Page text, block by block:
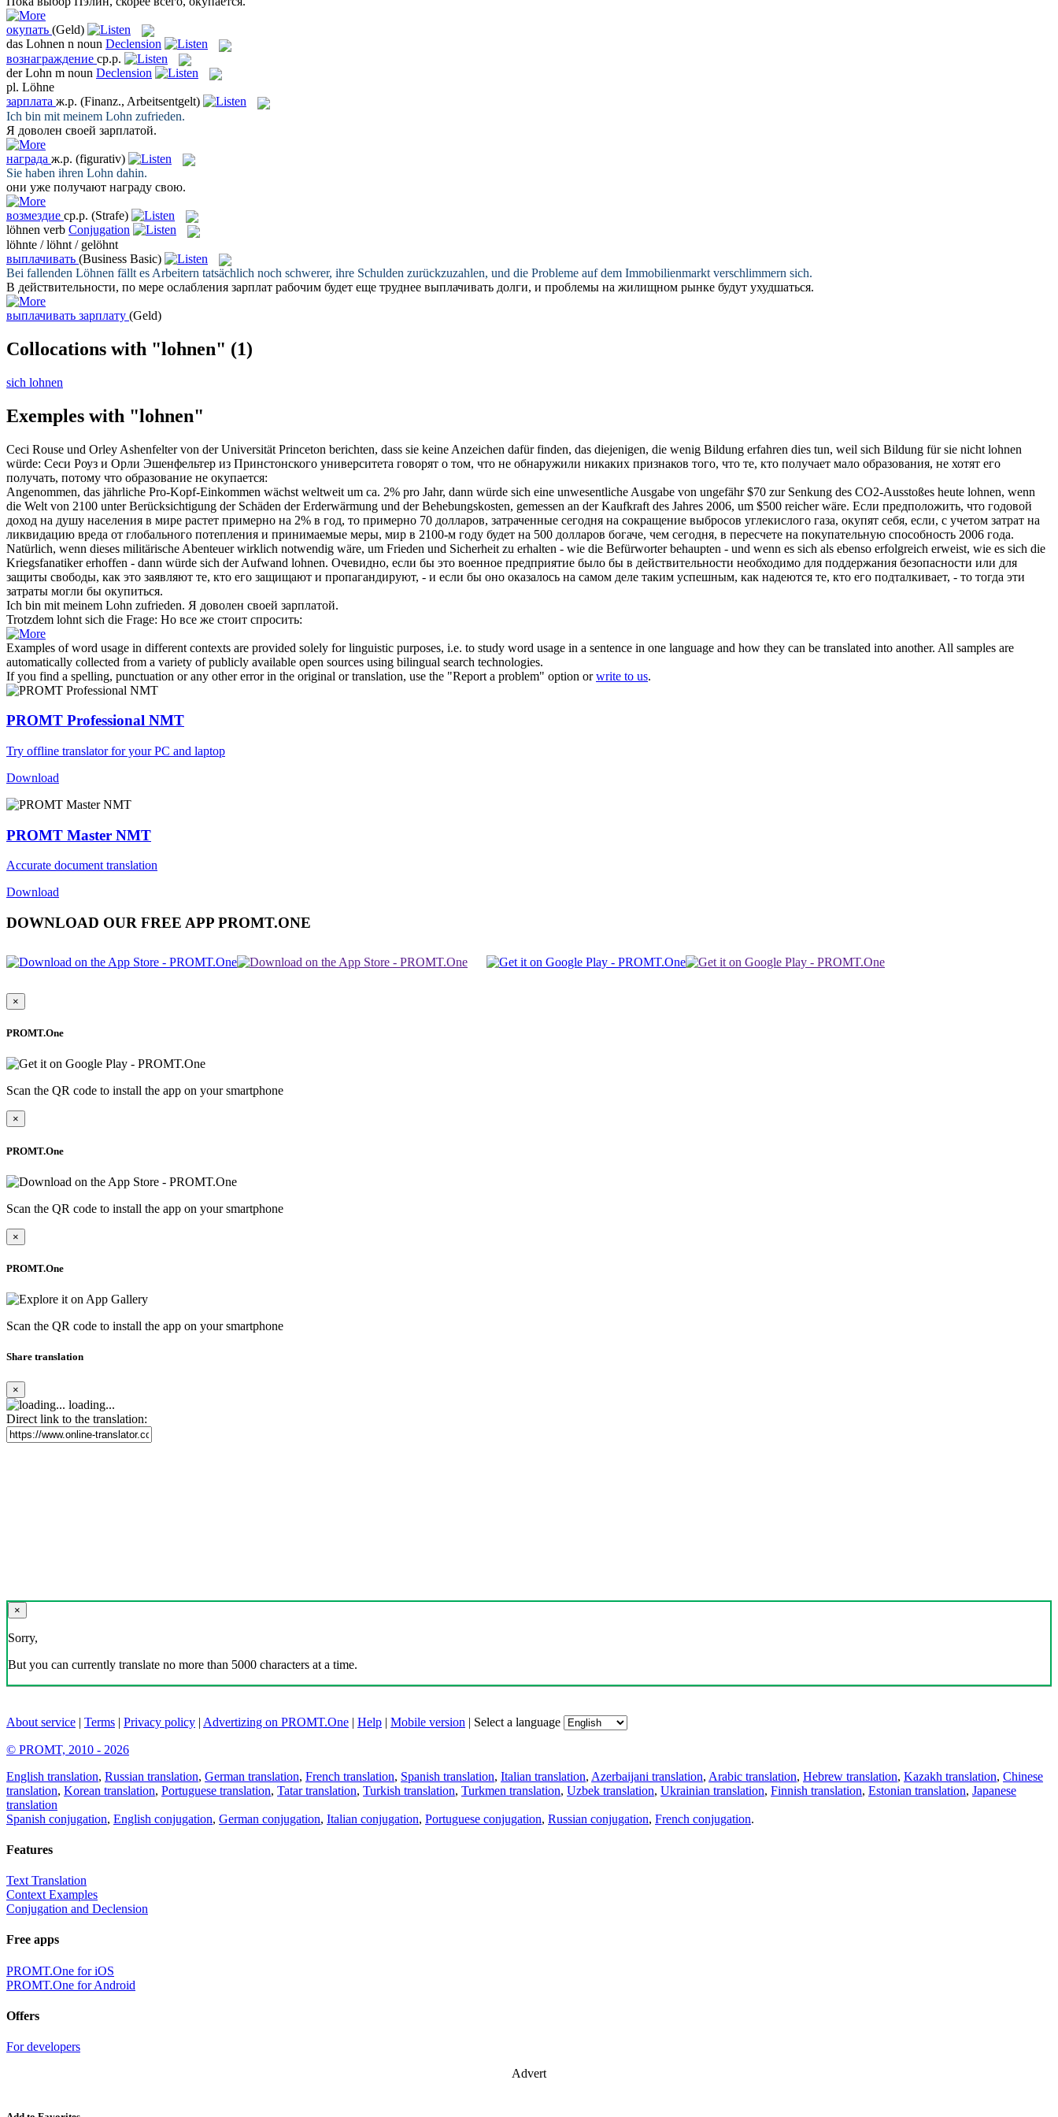
окупать (Geld)
das Lohnen n noun Declension
вознаграждение ср.р.
derLohn m noun Declension
pl. Löhne
зарплата ж.р. (Finanz., Arbeitsentgelt)
Ich bin mit meinem Lohn zufrieden.
Я доволен своей зарплатой.
награда ж.р. (figurativ)
Sie haben ihren Lohn dahin.
они уже получают награду свою.
возмездие ср.р. (Strafe)
löhnen verb Conjugation
löhnte / löhnt / gelöhnt
выплачивать (Business Basic)
Bei fallenden Löhnen fällt es Arbeitern tatsächlich noch schwerer, ihre Schulden zurückzuzahlen, und die Probleme auf dem Immobilienmarkt verschlimmern sich.
В действительности, по мере ослабления зарплат рабочим будет еще труднее выплачивать долги, и проблемы на жилищном рынке будут ухудшаться.
выплачивать зарплату (Geld)
Collocations with "lohnen" (1)
sich lohnen
Exemples with "lohnen"
Ceci Rouse und Orley Ashenfelter von der Universität Princeton berichten, dass sie keine Anzeichen dafür finden, das diejenigen, die wenig Bildung erfahren dies tun, weil sich Bildung für sie nicht lohnen
würde: Сеси Роуз и Орли Эшенфельтер из Принстонского университета говорят о том, что не обнаружили никаких признаков того, что те, кто получает мало образования, не хотят его
получать, потому что образование не окупается:
Angenommen, das jährliche Pro-Kopf-Einkommen wächst weltweit um ca. 2% pro Jahr, dann würde sich eine unwesentliche Ausgabe von ungefähr $70 zur Senkung des CO2-Ausstoßes heute lohnen, wenn
die Welt von 2100 unter Berücksichtigung der Schäden der Erderwärmung und der Behebungskosten, gemessen an der Kaufkraft des Jahres 2006, um $500 reicher wäre. Если предположить, что годовой
доход на душу населения в мире растет примерно на 2% в год, то примерно 70 долларов, затраченные сегодня на сокращение выбросов углекислого газа, окупят себя, если, с учетом затрат на
ликвидацию вреда от глобального потепления и принимаемые меры, мир в 2100-м году будет на 500 долларов богаче, чем сегодня, в пересчете на покупательную способность 2006 года.
Natürlich, wenn dieses militärische Abenteuer wirklich notwendig wäre, um Frieden und Sicherheit zu erhalten - wie die Befürworter behaupten - und wenn es sich als ebenso erfolgreich erweist, wie es sich die
Kriegsfanatiker erhoffen - dann würde sich der Aufwand lohnen. Очевидно, если бы это военное предприятие было бы в действительности необходимо для поддержания безопасности или для
защиты свободы, как это заявляют те, кто его защищают и пропагандируют, - и если бы оно оказалось на самом деле таким успешным, как надеются те, кто его подталкивает, - то тогда эти
затраты могли бы окупиться.
Ich bin mit meinem Lohn zufrieden. Я доволен своей зарплатой.
Trotzdem lohnt sich die Frage: Но все же стоит спросить:
Examples of word usage in different contexts are provided solely for linguistic purposes, i.e. to study word usage in a sentence in one language and how they can be translated into another. All samples are
automatically collected from a variety of publicly available open sources using bilingual search technologies.
If you find a spelling, punctuation or any other error in the original or translation, use the "Report a problem" option orwrite to us.
PROMT Professional NMT
Try offline translator for your PC and laptop
Download
PROMT Master NMT
Accurate document translation
Download
DOWNLOAD OUR FREE APP PROMT.ONE
×
PROMT.One
Scan the QR code to install the app on your smartphone
×
PROMT.One
Scan the QR code to install the app on your smartphone
×
PROMT.One
Scan the QR code to install the app on your smartphone
Share translation
×
loading...
Direct link to the translation:
×
Sorry,
But you can currently translate no more than 5000 characters at a time.
About service | Terms | Privacy policy | Advertizing on PROMT.One | Help | Mobile version | Select a language
© PROMT, 2010 - 2026
English translation, Russian translation, German translation, French translation, Spanish translation, Italian translation, Azerbaijani translation, Arabic translation, Hebrew translation, Kazakh translation, Chinese
translation, Korean translation, Portuguese translation, Tatar translation, Turkish translation, Turkmen translation, Uzbek translation, Ukrainian translation, Finnish translation, Estonian translation, Japanese
translation
Spanish conjugation, English conjugation, German conjugation, Italian conjugation, Portuguese conjugation, Russian conjugation, French conjugation.
Features
Text Translation
Context Examples
Conjugation and Declension
Free apps
PROMT.One for iOS
PROMT.One for Android
Offers
For developers
Advert